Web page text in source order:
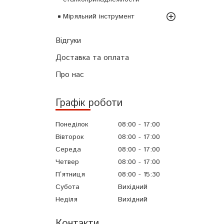
Міряльний інструмент
Відгуки
Доставка та оплата
Про нас
Графік роботи
Понеділок 08:00
17:00
Вівторок
08:00
17:00
Середа
08:00
17:00
Четвер
08:00
17:00
Пʼятниця
08:00
15:30
Субота
Вихідний
Неділя
Вихідний